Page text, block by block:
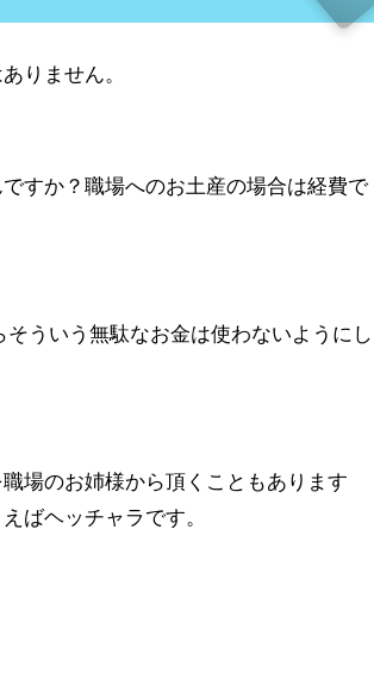
りません。
すか？職場へのお土産の場合は経費で
ういう無駄なお金は使わないようにし
場のお姉様から頂くこともあります
ばヘッチャラです。